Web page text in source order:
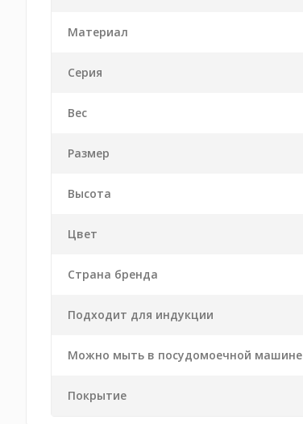
Материал
Серия
Вес
Размер
Высота
Цвет
Страна бренда
Подходит для индукции
Можно мыть в посудомоечной машине
Покрытие